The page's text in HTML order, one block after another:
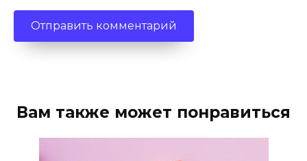
Вам также может понравиться